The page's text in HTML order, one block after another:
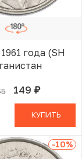
года (SH
149 руб.
В КОРЗИНЕ
КУПИТЬ
-10%